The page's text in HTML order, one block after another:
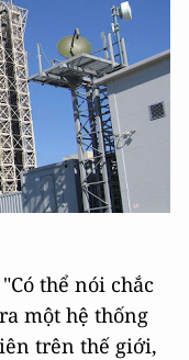
thể nói chắc
một hệ thống
trên thế giới,